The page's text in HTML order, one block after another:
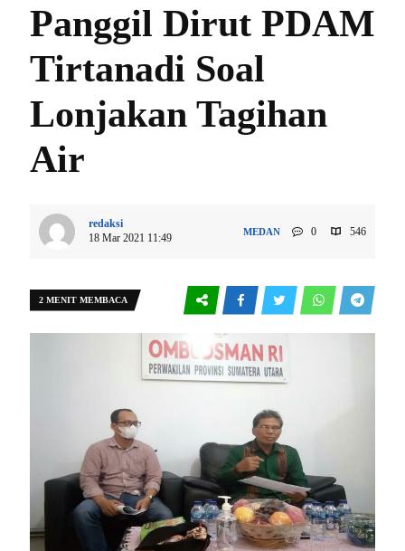
Panggil Dirut PDAM
Tirtanadi Soal
Lonjakan Tagihan
Air
redaksi
18 Mar 2021 11:49
MEDAN 0 546
2 MENIT MEMBACA